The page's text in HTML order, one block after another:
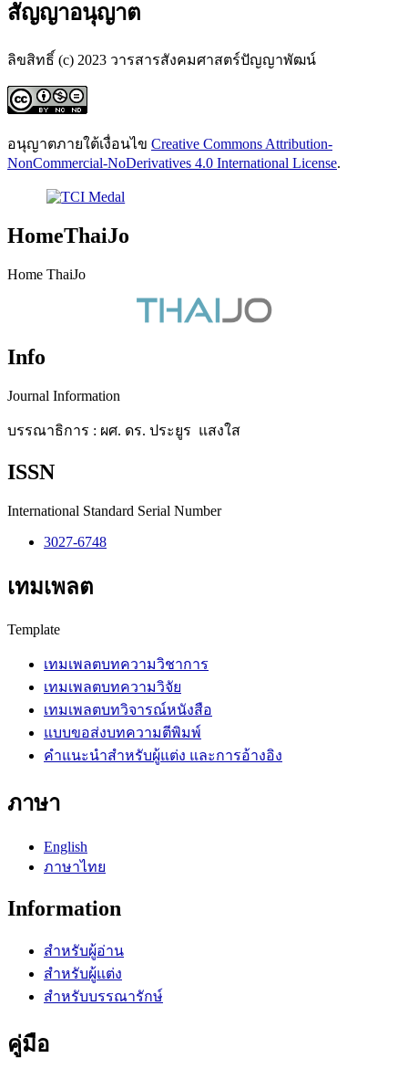
สัญญาอนุญาต
ลิขสิทธิ์ (c) 2023 วารสารสังคมศาสตร์ปัญญาพัฒน์
อนุญาตภายใต้เงื่อนไข Creative Commons Attribution-
NonCommercial-NoDerivatives 4.0 International License.
HomeThaiJo
Home ThaiJo
Info
Journal Information
บรรณาธิการ : ผศ. ดร. ประยูร แสงใส
ISSN
International Standard Serial Number
3027-6748
เทมเพลต
Template
เทมเพลตบทความวิชาการ
เทมเพลตบทความวิจัย
เทมเพลตบทวิจารณ์หนังสือ
แบบขอส่งบทความตีพิมพ์
คำแนะนำสำหรับผู้แต่ง และการอ้างอิง
ภาษา
English
ภาษาไทย
Information
สำหรับผู้อ่าน
สำหรับผู้แต่ง
สำหรับบรรณารักษ์
คู่มือ